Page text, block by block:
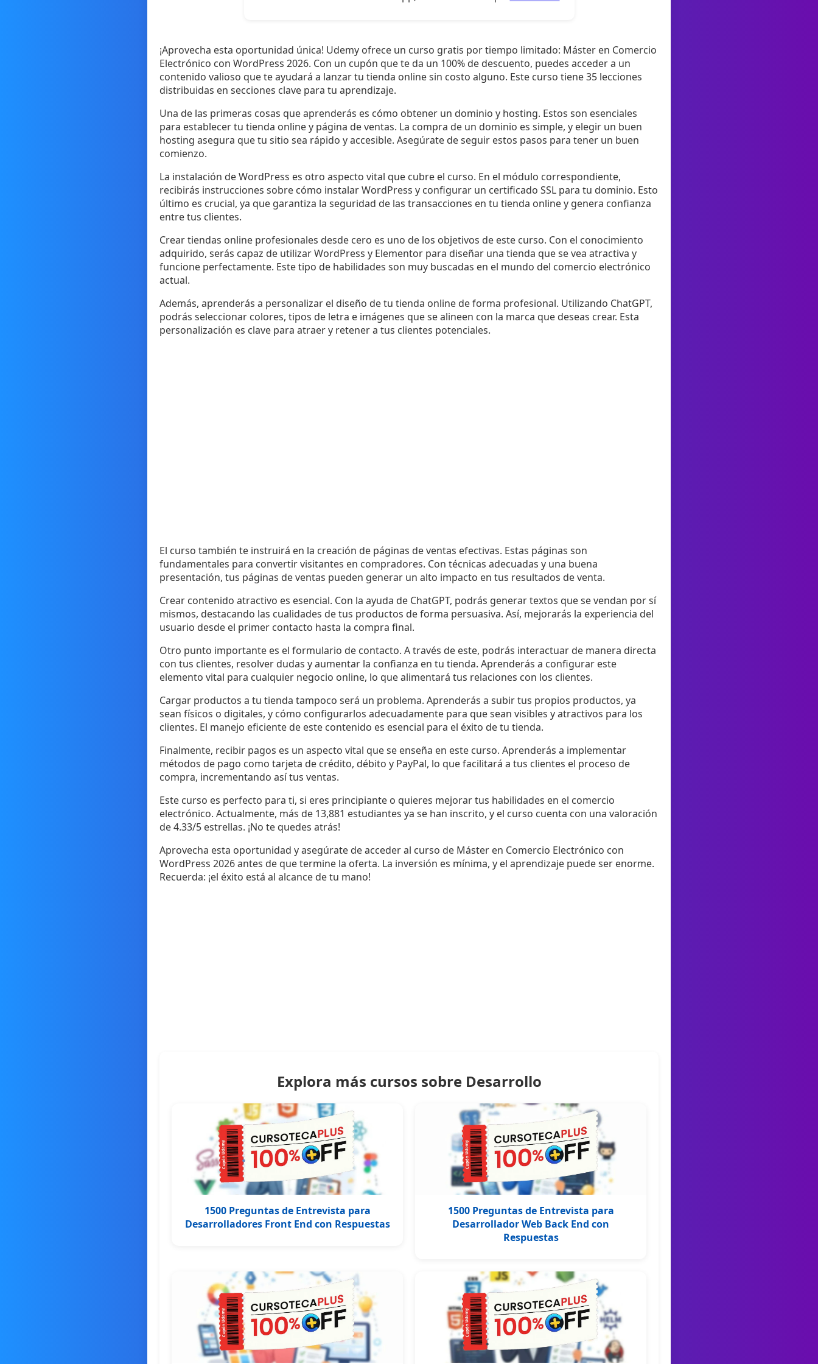
¡Aprovecha esta oportunidad única! Udemy ofrece un curso gratis por tiempo limitado: Máster en Comercio
Electrónico con WordPress 2026. Con un cupón que te da un 100% de descuento, puedes acceder a un
contenido valioso que te ayudará a lanzar tu tienda online sin costo alguno. Este curso tiene 35 lecciones
distribuidas en secciones clave para tu aprendizaje.
Una de las primeras cosas que aprenderás es cómo obtener un dominio y hosting. Estos son esenciales
para establecer tu tienda online y página de ventas. La compra de un dominio es simple, y elegir un buen
hosting asegura que tu sitio sea rápido y accesible. Asegúrate de seguir estos pasos para tener un buen
comienzo.
La instalación de WordPress es otro aspecto vital que cubre el curso. En el módulo correspondiente,
recibirás instrucciones sobre cómo instalar WordPress y configurar un certificado SSL para tu dominio. Esto
último es crucial, ya que garantiza la seguridad de las transacciones en tu tienda online y genera confianza
entre tus clientes.
Crear tiendas online profesionales desde cero es uno de los objetivos de este curso. Con el conocimiento
adquirido, serás capaz de utilizar WordPress y Elementor para diseñar una tienda que se vea atractiva y
funcione perfectamente. Este tipo de habilidades son muy buscadas en el mundo del comercio electrónico
actual.
Además, aprenderás a personalizar el diseño de tu tienda online de forma profesional. Utilizando ChatGPT,
podrás seleccionar colores, tipos de letra e imágenes que se alineen con la marca que deseas crear. Esta
personalización es clave para atraer y retener a tus clientes potenciales.
El curso también te instruirá en la creación de páginas de ventas efectivas. Estas páginas son
fundamentales para convertir visitantes en compradores. Con técnicas adecuadas y una buena
presentación, tus páginas de ventas pueden generar un alto impacto en tus resultados de venta.
Crear contenido atractivo es esencial. Con la ayuda de ChatGPT, podrás generar textos que se vendan por sí
mismos, destacando las cualidades de tus productos de forma persuasiva. Así, mejorarás la experiencia del
usuario desde el primer contacto hasta la compra final.
Otro punto importante es el formulario de contacto. A través de este, podrás interactuar de manera directa
con tus clientes, resolver dudas y aumentar la confianza en tu tienda. Aprenderás a configurar este
elemento vital para cualquier negocio online, lo que alimentará tus relaciones con los clientes.
Cargar productos a tu tienda tampoco será un problema. Aprenderás a subir tus propios productos, ya
sean físicos o digitales, y cómo configurarlos adecuadamente para que sean visibles y atractivos para los
clientes. El manejo eficiente de este contenido es esencial para el éxito de tu tienda.
Finalmente, recibir pagos es un aspecto vital que se enseña en este curso. Aprenderás a implementar
métodos de pago como tarjeta de crédito, débito y PayPal, lo que facilitará a tus clientes el proceso de
compra, incrementando así tus ventas.
Este curso es perfecto para ti, si eres principiante o quieres mejorar tus habilidades en el comercio
electrónico. Actualmente, más de 13,881 estudiantes ya se han inscrito, y el curso cuenta con una valoración
de 4.33/5 estrellas. ¡No te quedes atrás!
Aprovecha esta oportunidad y asegúrate de acceder al curso de Máster en Comercio Electrónico con
WordPress 2026 antes de que termine la oferta. La inversión es mínima, y el aprendizaje puede ser enorme.
Recuerda: ¡el éxito está al alcance de tu mano!
Explora más cursos sobre Desarrollo
1500 Preguntas de Entrevista para
Desarrolladores Front End con Respuestas
1500 Preguntas de Entrevista para
Desarrollador Web Back End con
Respuestas